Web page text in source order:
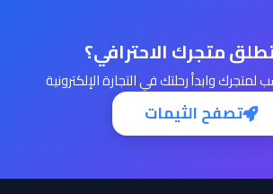
متجرك الاحترافي؟
لمتجرك وابدأ رحلتك في التجارة الإلكترونية
تصفح الثيمات